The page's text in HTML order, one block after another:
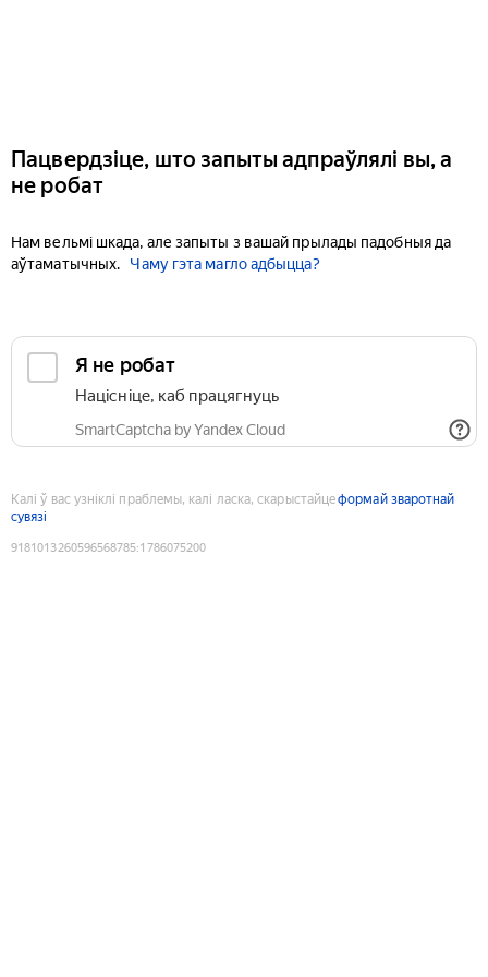
Пацвердзіце, што запыты адпраўлялі вы, а
не робат
Нам вельмі шкада, але запыты з вашай прылады падобныя да
аўтаматычных.
Чаму гэта магло адбыцца?
Я не робат
Націсніце, каб працягнуць
SmartCaptcha by Yandex Cloud
Калі ў вас узніклі праблемы, калі ласка, скарыстайцеформай зваротнай
сувязі
9181013260596568785:1786075200